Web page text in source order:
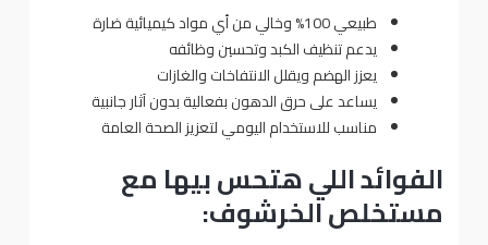
طبيعي 100% وخالي من أي مواد كيميائية ضارة
يدعم تنظيف الكبد وتحسين وظائفه
يعزز الهضم ويقلل الانتفاخات والغازات
يساعد على حرق الدهون بفعالية بدون آثار جانبية
مناسب للاستخدام اليومي لتعزيز الصحة العامة
الفوائد اللي هتحس بيها مع
مستخلص الخرشوف: